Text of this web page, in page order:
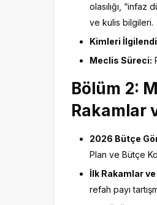
olasılığı,
ve kulis bilgileri.
Kimleri
Meclis Süreci:
Bölüm 2:
Rakamlar
2026 Bütçe
Plan ve Bütçe
İlk Rakamlar
refah payı